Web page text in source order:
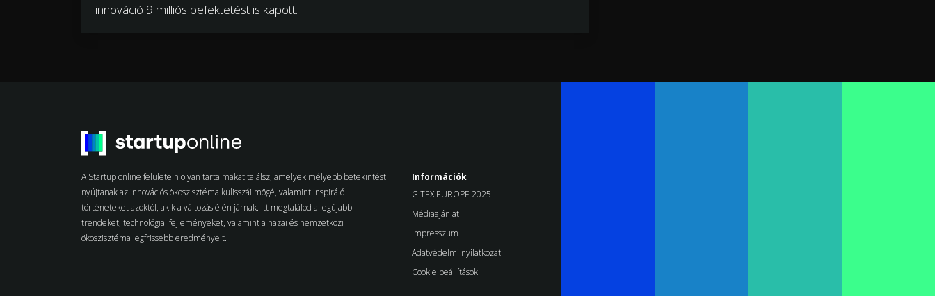
innováció 9 milliós befektetést is kapott.
A Startup online felületein olyan tartalmakat találsz, amelyek mélyebb betekintést
nyújtanak az innovációs ökoszisztéma kulisszái mögé, valamint inspiráló
történeteket azoktól, akik a változás élén járnak. Itt megtalálod a legújabb
trendeket, technológiai fejleményeket, valamint a hazai és nemzetközi
ökoszisztéma legfrissebb eredményeit.
Információk
GITEX EUROPE 2025
Médiaajánlat
Impresszum
Adatvédelmi nyilatkozat
Cookie beállítások